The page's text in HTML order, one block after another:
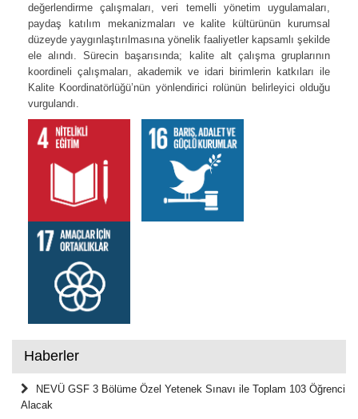
değerlendirme çalışmaları, veri temelli yönetim uygulamaları,
paydaş katılım mekanizmaları ve kalite kültürünün kurumsal
düzeyde yaygınlaştırılmasına yönelik faaliyetler kapsamlı şekilde
ele alındı. Sürecin başarısında; kalite alt çalışma gruplarının
koordineli çalışmaları, akademik ve idari birimlerin katkıları ile
Kalite Koordinatörlüğü’nün yönlendirici rolünün belirleyici olduğu
vurgulandı.
Haberler
NEVÜ GSF 3 Bölüme Özel Yetenek Sınavı ile Toplam 103 Öğrenci
Alacak